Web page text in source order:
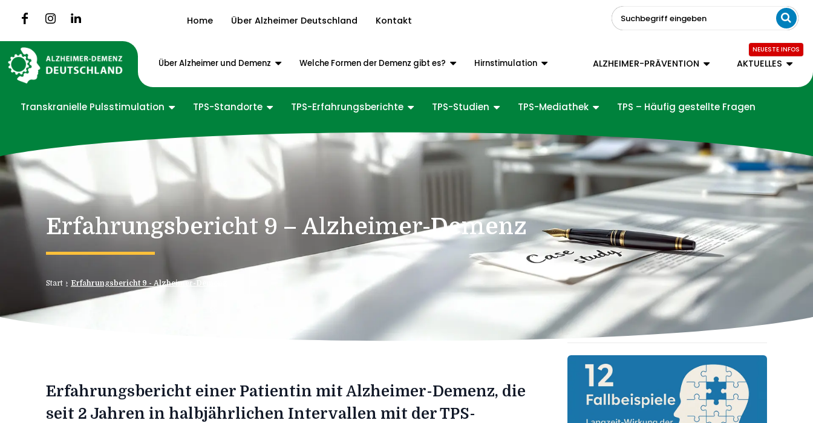
Home Über Alzheimer Deutschland Kontakt Suchbegriff eingeben
Über Alzheimer und Demenz Welche Formen der Demenz gibt es? Hirnstimulation ALZHEIMER-PRÄVENTION AKTUELLES
Transkranielle Pulsstimulation TPS-Standorte TPS-Erfahrungsberichte TPS-Studien TPS-Mediathek TPS – Häufig gestellte Fragen
Erfahrungsbericht 9 – Alzheimer-Demenz
Start Erfahrungsbericht 9 - Alzheimer-Demenz
Erfahrungsbericht einer Patientin mit Alzheimer-Demenz, die
seit 2 Jahren in halbjährlichen Intervallen mit der TPS-